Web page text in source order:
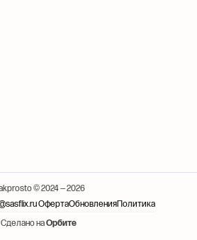
© 2024 — 2026
ОфертаОбновленияПолитика
Сделано наОрбите